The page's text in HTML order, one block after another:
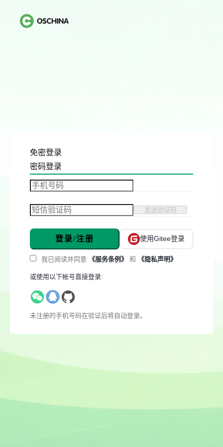
免密登录
密码登录
发送验证码
登录/注册 使用Gitee登录
我已阅读并同意 《服务条例》 和 《隐私声明》
或使用以下帐号直接登录:
未注册的手机号码在验证后将自动登录。